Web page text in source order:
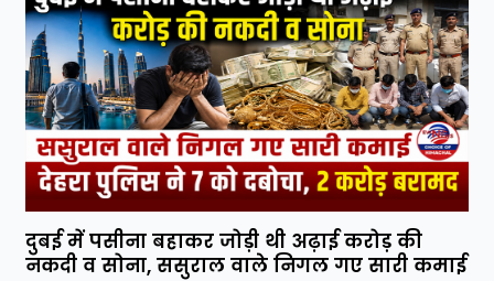
दुबई में पसीना बहाकर जोड़ी थी अढ़ाई करोड़ की
नकदी व सोना, ससुराल वाले निगल गए सारी कमाई